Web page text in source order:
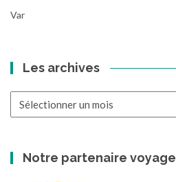
Var
Les archives
Notre partenaire voyage